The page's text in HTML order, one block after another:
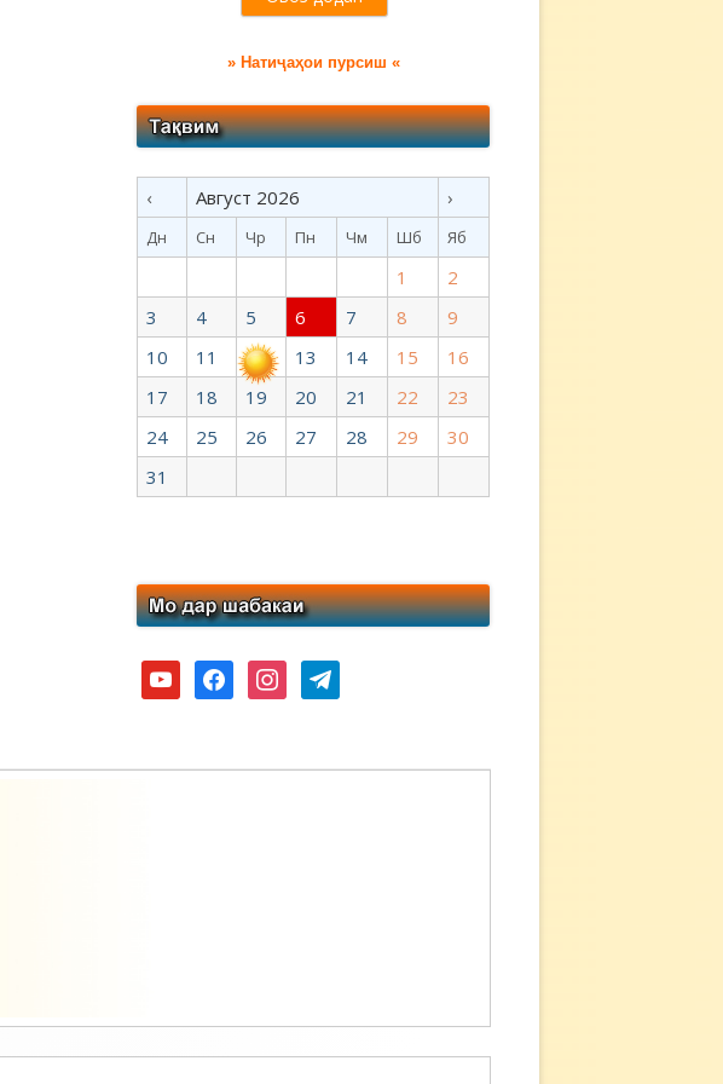
» Натиҷаҳои пурсиш «
‹ Август 2026 ›
Дн Сн Чр Пн Чм Шб Яб
1
2
3
4 5 6 7 8
9
10
11 12 13 14 15
16
17
18 19 20 21 22
23
24
25 26 27 28 29
30
31
youtubefacebookinstagramtelegram